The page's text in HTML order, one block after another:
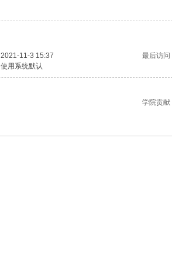
2021-11-3 15:37 最后访问
使用系统默认
学院贡献